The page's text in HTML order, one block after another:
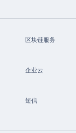
区块链服务
企业云
短信